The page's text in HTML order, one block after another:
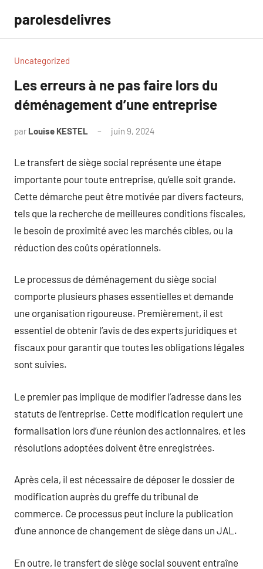
contenu
parolesdelivres
Uncategorized
Les erreurs à ne pas faire lors du
déménagement d’une entreprise
par Louise KESTEL juin 9, 2024
Le transfert de siège social représente une étape
importante pour toute entreprise, qu’elle soit grande.
Cette démarche peut être motivée par divers facteurs,
tels que la recherche de meilleures conditions fiscales,
le besoin de proximité avec les marchés cibles, ou la
réduction des coûts opérationnels.
Le processus de déménagement du siège social
comporte plusieurs phases essentielles et demande
une organisation rigoureuse. Premièrement, il est
essentiel de obtenir l’avis de des experts juridiques et
fiscaux pour garantir que toutes les obligations légales
sont suivies.
Le premier pas implique de modifier l’adresse dans les
statuts de l’entreprise. Cette modification requiert une
formalisation lors d’une réunion des actionnaires, et les
résolutions adoptées doivent être enregistrées.
Après cela, il est nécessaire de déposer le dossier de
modification auprès du greffe du tribunal de
commerce. Ce processus peut inclure la publication
d’une annonce de changement de siège dans un JAL.
En outre, le transfert de siège social souvent entraîne